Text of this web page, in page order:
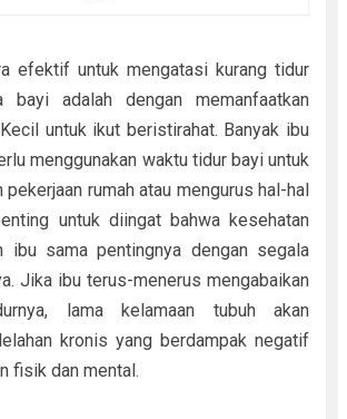
efektif untuk mengatasi kurang tidur
bayi adalah dengan memanfaatkan
untuk ikut beristirahat. Banyak ibu
menggunakan waktu tidur bayi untuk
rumah atau mengurus hal-hal
untuk diingat bahwa kesehatan
ibu sama pentingnya dengan segala
Jika ibu terus-menerus mengabaikan
lama kelamaan tubuh akan
kronis yang berdampak negatif
fisik dan mental.